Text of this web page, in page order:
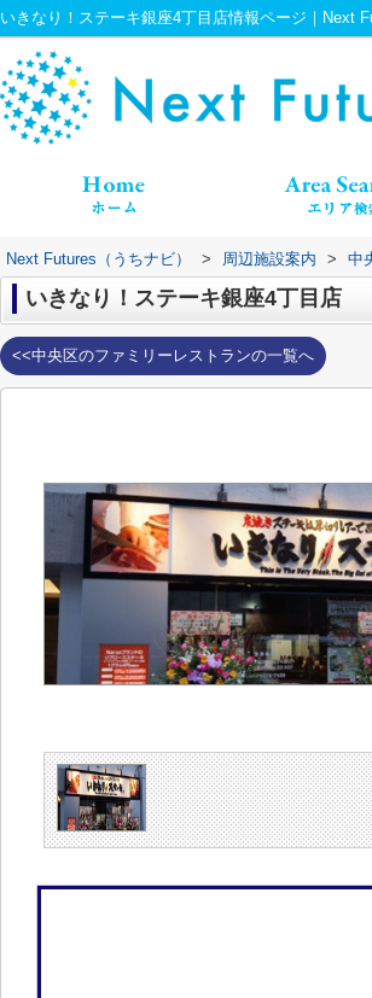
いきなり！ステーキ銀座4丁目店情報ページ｜Next
Next Futures（うちナビ） > 周辺施設案内 > 中
いきなり！ステーキ銀座4丁目店
<<中央区のファミリーレストランの一覧へ